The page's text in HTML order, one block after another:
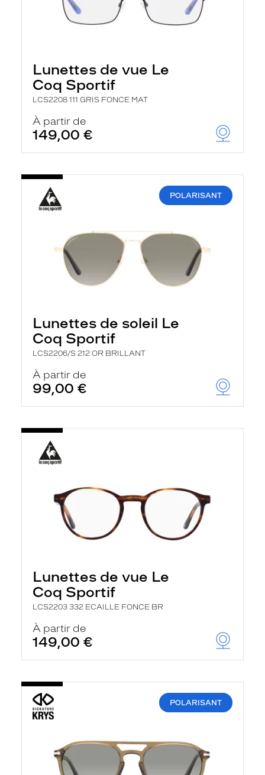
Lunettes de vue Le
Coq Sportif
LCS2208 111 GRIS FONCE MAT
À partir de
149,00 €
POLARISANT
Lunettes de soleil Le
Coq Sportif
LCS2206/S 212 OR BRILLANT
À partir de
99,00 €
Lunettes de vue Le
Coq Sportif
LCS2203 332 ECAILLE FONCE BR
À partir de
149,00 €
POLARISANT